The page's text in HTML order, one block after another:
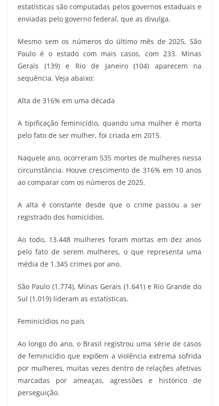
estatísticas são computadas pelos governos estaduais e
enviadas pelo governo federal, que as divulga.
Mesmo sem os números do último mês de 2025, São
Paulo é o estado com mais casos, com 233. Minas
Gerais (139) e Rio de Janeiro (104) aparecem na
sequência. Veja abaixo:
Alta de 316% em uma década
A tipificação feminicídio, quando uma mulher é morta
pelo fato de ser mulher, foi criada em 2015.
Naquele ano, ocorreram 535 mortes de mulheres nessa
circunstância. Houve crescimento de 316% em 10 anos
ao comparar com os números de 2025.
A alta é constante desde que o crime passou a ser
registrado dos homicídios.
Ao todo, 13.448 mulheres foram mortas em dez anos
pelo fato de serem mulheres, o que representa uma
média de 1.345 crimes por ano.
São Paulo (1.774), Minas Gerais (1.641) e Rio Grande do
Sul (1.019) lideram as estatísticas.
Feminicídios no país
Ao longo do ano, o Brasil registrou uma série de casos
de feminicídio que expõem a violência extrema sofrida
por mulheres, muitas vezes dentro de relações afetivas
marcadas por ameaças, agressões e histórico de
perseguição.